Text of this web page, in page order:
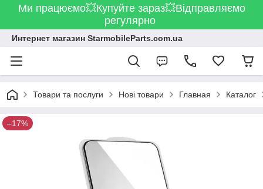
Ми працюємо💥Купуйте зараз💥Відправляємо
регулярно
Интернет магазин StarmobileParts.com.ua
Товари та послуги Нові товари Главная Каталог
–17%